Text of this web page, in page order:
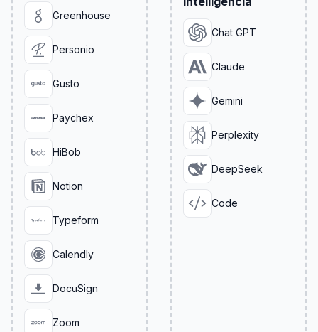
Greenhouse
Personio
Gusto
Paychex
HiBob
Notion
Typeform
Calendly
DocuSign
Zoom
Chat GPT
Claude
Gemini
Perplexity
DeepSeek
Code